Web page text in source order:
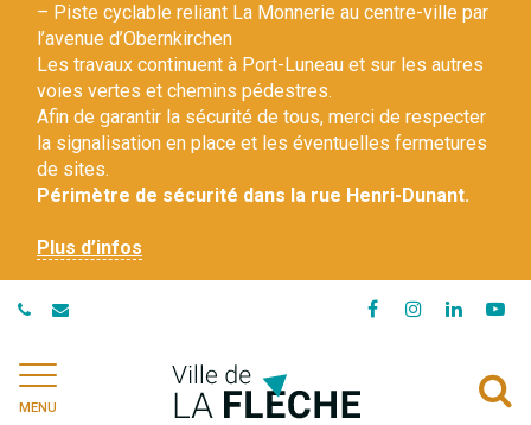
– Piste cyclable reliant La Monnerie au centre-ville par
l’avenue d’Obernkirchen
Les travaux continuent à Port-Luneau et sur les autres
voies vertes et chemins pédestres.
Afin de garantir la sécurité de tous, merci de respecter
la signalisation en place et les éventuelles fermetures
de sites.
Périmètre de sécurité dans la rue Henri-Dunant.
Plus d’infos
Lien
Lien
compte
Instagram
Lien
compte
MENU